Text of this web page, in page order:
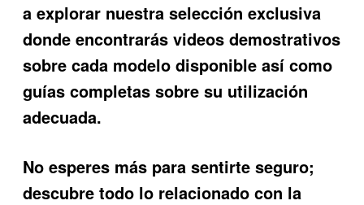
a explorar nuestra selección exclusiva
donde encontrarás videos demostrativos
sobre cada modelo disponible así como
guías completas sobre su utilización
adecuada.
No esperes más para sentirte seguro;
descubre todo lo relacionado con la